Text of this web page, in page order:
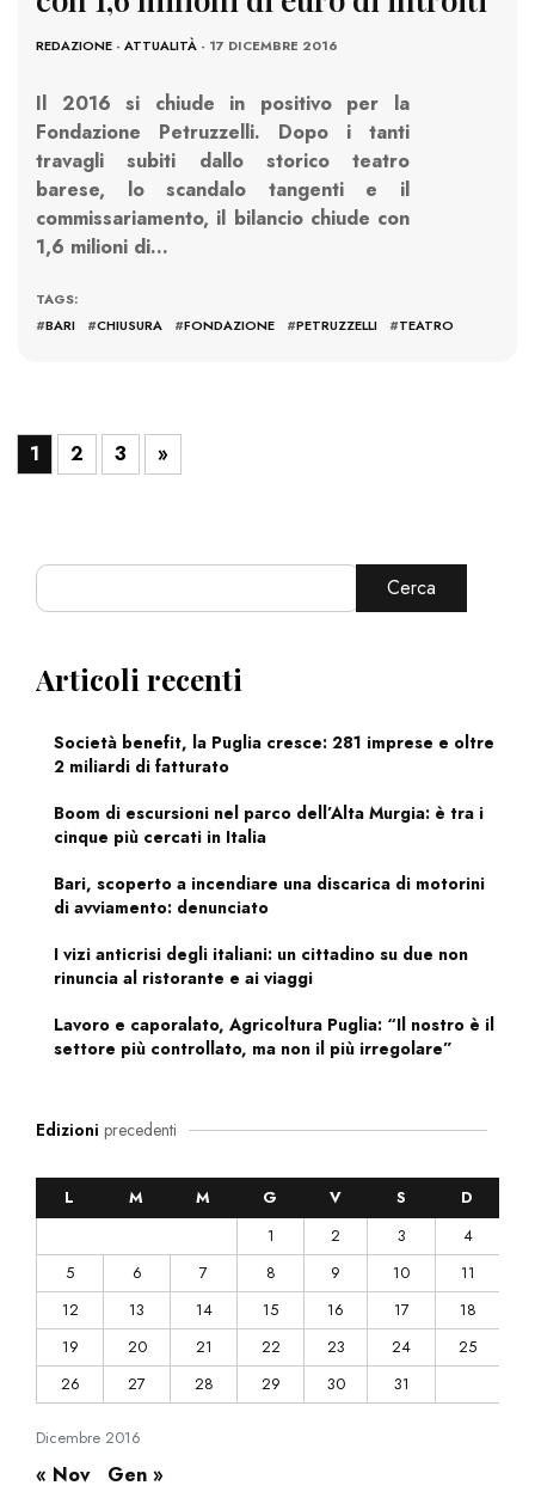
REDAZIONE - ATTUALITÀ - 17 DICEMBRE 2016
Il 2016 si chiude in positivo per la
Fondazione Petruzzelli. Dopo i tanti
travagli subiti dallo storico teatro
barese, lo scandalo tangenti e il
commissariamento, il bilancio chiude con
1,6 milioni di…
TAGS:
#BARI #CHIUSURA #FONDAZIONE #PETRUZZELLI #TEATRO
1 2 3 »
Cerca
Articoli recenti
Società benefit, la Puglia cresce: 281 imprese e oltre
2 miliardi di fatturato
Boom di escursioni nel parco dell’Alta Murgia: è tra i
cinque più cercati in Italia
Bari, scoperto a incendiare una discarica di motorini
di avviamento: denunciato
I vizi anticrisi degli italiani: un cittadino su due non
rinuncia al ristorante e ai viaggi
Lavoro e caporalato, Agricoltura Puglia: “Il nostro è il
settore più controllato, ma non il più irregolare”
Edizioni precedenti
Dicembre 2016
L M M G V S
D
1
2 3
4
5
6 7 8 9 10
11
12
13 14 15 16 17
18
19
20 21 22 23 24
25
26
27 28 29 30 31
« Nov Gen »